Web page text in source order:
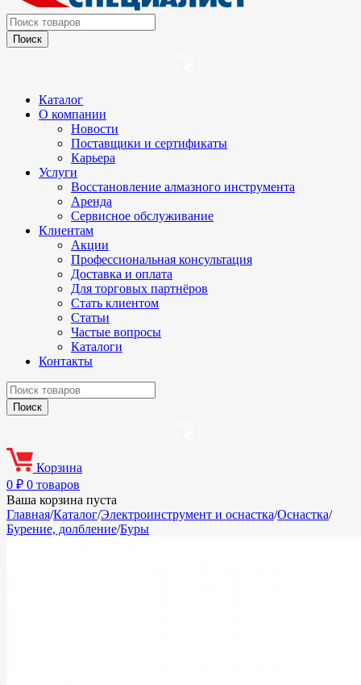
Каталог
О компании
Новости
Поставщики и сертификаты
Карьера
Услуги
Восстановление алмазного инструмента
Аренда
Сервисное обслуживание
Клиентам
Акции
Профессиональная консультация
Доставка и оплата
Для торговых партнёров
Стать клиентом
Статьи
Частые вопросы
Каталоги
Контакты
Корзина
0 ₽ 0 товаров
Ваша корзина пуста
Главная/Каталог/Электроинструмент и оснастка/Оснастка/
Бурение, долбление/Буры